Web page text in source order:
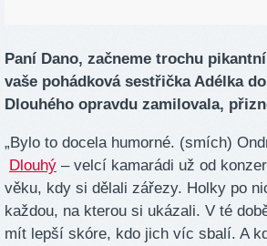
Paní Dano, začneme trochu
vaše pohádková sestřička Adélka
Dlouhého opravdu zamilovala,
„Bylo to docela humorné. (smích)
Dlouhý – velcí kamarádi už od
věku, kdy si dělali zářezy. Holky po
každou, na kterou si ukázali. V té
mít lepší skóre, kdo jich víc sbalí. A